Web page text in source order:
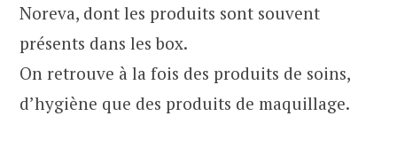
Noreva, dont les produits sont souvent
présents dans les box.
On retrouve à la fois des produits de soins,
d’hygiène que des produits de maquillage.